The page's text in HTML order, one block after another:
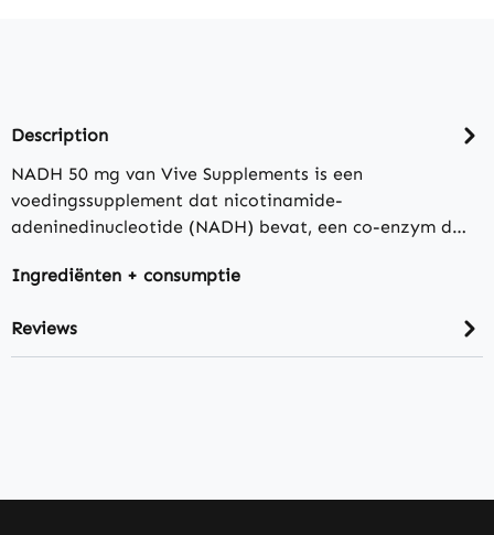
Description
NADH 50 mg van Vive Supplements is een
voedingssupplement dat nicotinamide-
adeninedinucleotide (NADH) bevat, een co-enzym d…
Ingrediënten + consumptie
Reviews